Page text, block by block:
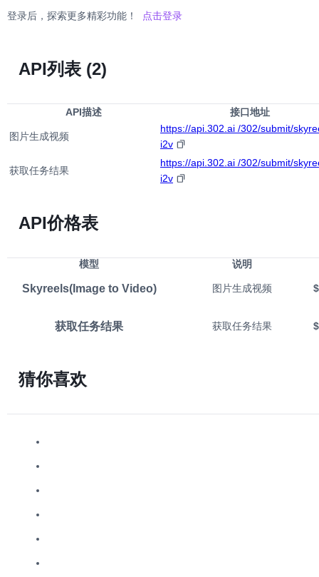
登录后，探索更多精彩功能！ 点击登录
API列表 (2)
API描述 接口地址
图片生成视频
https://api.302.ai /302/submit/
i2v
获取任务结果
https://api.302.ai /302/submit/
i2v
API价格表
模型 说明
Skyreels(Image to Video) 图片生成视频
获取任务结果 获取任务结果
猜你喜欢